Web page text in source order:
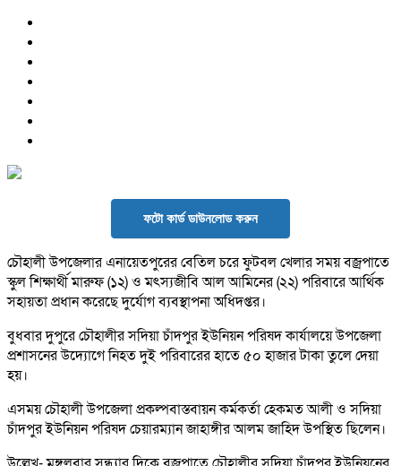
ফটো কার্ড ডাউনলোড করুন
চৌহালী উপজেলার এনায়েতপুরের বেতিল চরে ফুটবল খেলার সময় বজ্রপাতে
স্কুল শিক্ষার্থী মারুফ (১২) ও মৎস্যজীবি আল আমিনের (২২) পরিবারে আর্থিক
সহায়তা প্রধান করেছে দুর্যোগ ব্যবস্থাপনা অধিদপ্তর।
বুধবার দুপুরে চৌহালীর সদিয়া চাঁদপুর ইউনিয়ন পরিষদ কার্যালয়ে উপজেলা
প্রশাসনের উদ্যোগে নিহত দুই পরিবারের হাতে ৫০ হাজার টাকা তুলে দেয়া
হয়।
এসময় চৌহালী উপজেলা প্রকল্পবাস্তবায়ন কর্মকর্তা হেকমত আলী ও সদিয়া
চাঁদপুর ইউনিয়ন পরিষদ চেয়ারম্যান জাহাঙ্গীর আলম জাহিদ উপস্থিত ছিলেন।